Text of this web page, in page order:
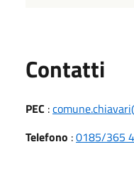
Contatti
PEC :
Telefono :0185/365